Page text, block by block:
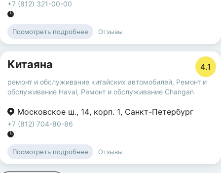
+7 (812) 321-00-00
Посмотреть подробнее Отзывы
Китаяна 4.1
ремонт и обслуживание китайских автомобилей, Ремонт и
обслуживание Haval, Ремонт и обслуживание Changan
Московское ш., 14, корп. 1, Санкт-Петербург
+7 (812) 704-80-86
Посмотреть подробнее Отзывы